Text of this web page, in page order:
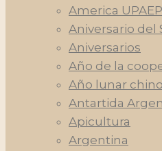
America UPAEP
Aniversario del
Aniversarios
Año de la
Año lunar chino
Antartida
Apicultura
Argentina